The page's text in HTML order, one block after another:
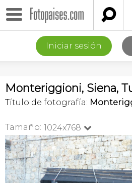

Iniciar sesión
Monteriggioni, Siena,
Título de fotografía:
Tamaño: 1024x768 